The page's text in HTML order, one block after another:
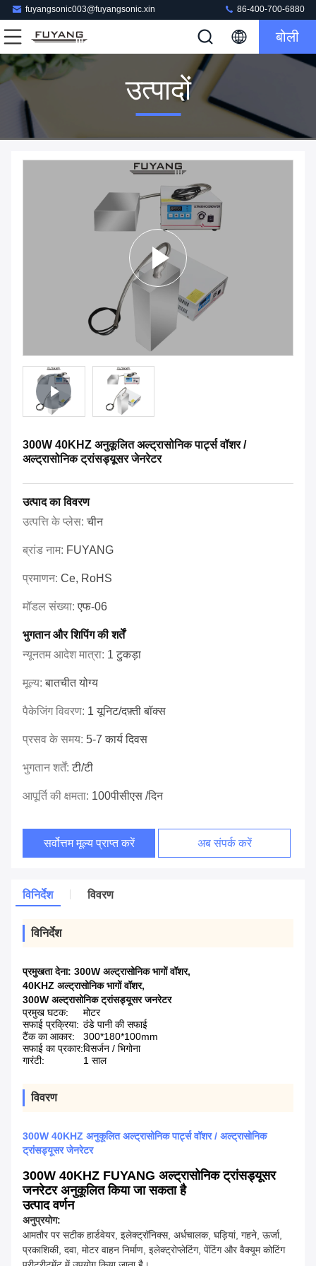
fuyangsonic003@fuyangsonic.xin 86-400-700-6880
बोली
उत्पादों
300W 40KHZ अनुकूलित अल्ट्रासोनिक पार्ट्स वॉशर /
अल्ट्रासोनिक ट्रांसड्यूसर जेनरेटर
उत्पाद का विवरण
उत्पत्ति के प्लेस:चीन
ब्रांड नाम: FUYANG
प्रमाणन: Ce, RoHS
मॉडल संख्या:एफ-06
भुगतान और शिपिंग की शर्तें
न्यूनतम आदेश मात्रा: 1 टुकड़ा
मूल्य:बातचीत योग्य
पैकेजिंग विवरण: 1 यूनिट/दफ़्ती बॉक्स
प्रसव के समय: 5-7 कार्य दिवस
भुगतान शर्तें:टी/टी
आपूर्ति की क्षमता: 100पीसीएस /दिन
सर्वोत्तम मूल्य प्राप्त करें अब संपर्क करें
विनिर्देश विवरण
विनिर्देश
प्रमुखता देना: 300W अल्ट्रासोनिक भागों वॉशर,
40KHZ अल्ट्रासोनिक भागों वॉशर,
300W अल्ट्रासोनिक ट्रांसड्यूसर जनरेटर
प्रमुख घटक:
मोटर
सफाई प्रक्रिया: ठंडे पानी की सफाई
टैंक का आकार:
300*180*100mm
सफाई का प्रकार:विसर्जन / भिगोना
गारंटी:
1 साल
विवरण
300W 40KHZ अनुकूलित अल्ट्रासोनिक पार्ट्स वॉशर / अल्ट्रासोनिक
ट्रांसड्यूसर जेनरेटर
300W 40KHZ FUYANG अल्ट्रासोनिक ट्रांसड्यूसर
जनरेटर अनुकूलित किया जा सकता है
उत्पाद वर्णन
अनुप्रयोग:
आमतौर पर सटीक हार्डवेयर, इलेक्ट्रॉनिक्स, अर्धचालक, घड़ियां, गहने, ऊर्जा,
प्रकाशिकी, दवा, मोटर वाहन निर्माण, इलेक्ट्रोप्लेटिंग, पेंटिंग और वैक्यूम कोटिंग